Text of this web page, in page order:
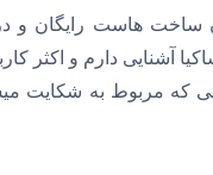
ساخت هاست رایگان و
آشنایی دارم و اکثر
که مربوط به شکایت